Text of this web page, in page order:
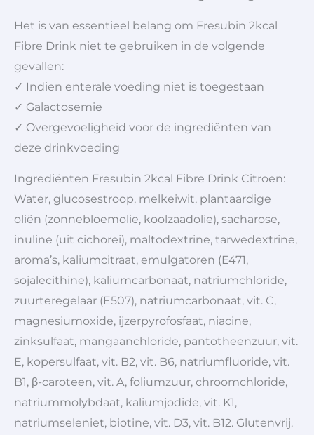
Het is van essentieel belang om Fresubin 2kcal
Fibre Drink niet te gebruiken in de volgende
gevallen:
✓ Indien enterale voeding niet is toegestaan
✓ Galactosemie
✓ Overgevoeligheid voor de ingrediënten van
deze drinkvoeding
Ingrediënten Fresubin 2kcal Fibre Drink Citroen:
Water, glucosestroop, melkeiwit, plantaardige
oliën (zonnebloemolie, koolzaadolie), sacharose,
inuline (uit cichorei), maltodextrine, tarwedextrine,
aroma’s, kaliumcitraat, emulgatoren (E471,
sojalecithine), kaliumcarbonaat, natriumchloride,
zuurteregelaar (E507), natriumcarbonaat, vit. C,
magnesiumoxide, ijzerpyrofosfaat, niacine,
zinksulfaat, mangaanchloride, pantotheenzuur, vit.
E, kopersulfaat, vit. B2, vit. B6, natriumfluoride, vit.
B1, β-caroteen, vit. A, foliumzuur, chroomchloride,
natriummolybdaat, kaliumjodide, vit. K1,
natriumseleniet, biotine, vit. D3, vit. B12. Glutenvrij.